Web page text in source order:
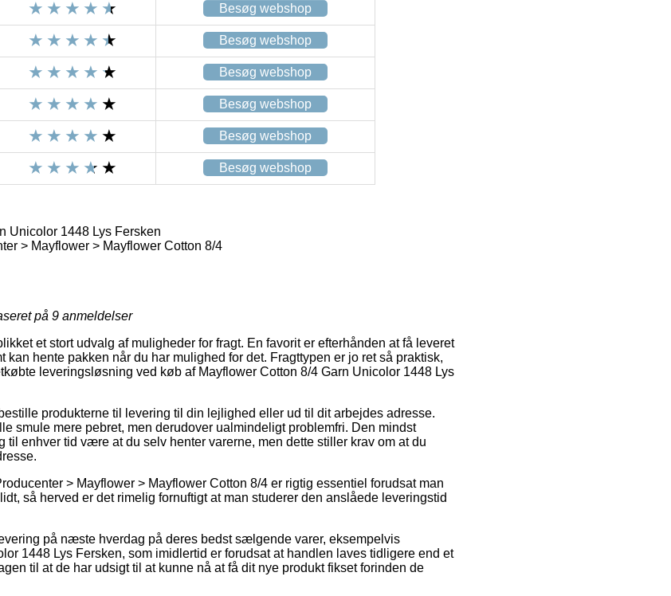
Besøg webshop
Besøg webshop
Besøg webshop
Besøg webshop
Besøg webshop
Besøg webshop
Unicolor 1448 Lys Fersken
> Mayflower > Mayflower Cotton 8/4
på 9 anmeldelser
et stort udvalg af muligheder for fragt. En favorit er efterhånden at få leveret
kan hente pakken når du har mulighed for det. Fragttypen er jo ret så praktisk,
leveringsløsning ved køb af Mayflower Cotton 8/4 Garn Unicolor 1448 Lys
produkterne til levering til din lejlighed eller ud til dit arbejdes adresse.
smule mere pebret, men derudover ualmindeligt problemfri. Den mindst
til enhver tid være at du selv henter varerne, men dette stiller krav om at du
> Mayflower > Mayflower Cotton 8/4 er rigtig essentiel forudsat man
så herved er det rimelig fornuftigt at man studerer den anslåede leveringstid
på næste hverdag på deres bedst sælgende varer, eksempelvis
1448 Lys Fersken, som imidlertid er forudsat at handlen laves tidligere end et
til at de har udsigt til at kunne nå at få dit nye produkt fikset forinden de